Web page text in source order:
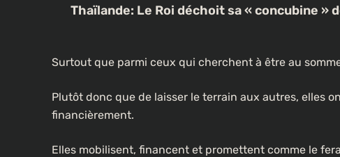
Thaïlande: Le Roi déchoit sa « concubine »
Surtout que parmi ceux qui cherchent à être au
Plutôt donc que de laisser le terrain aux autres, elles
financièrement.
Elles mobilisent, financent et promettent comme le